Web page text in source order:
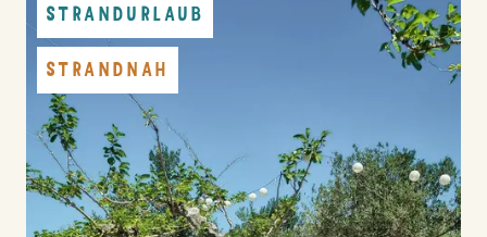
STRANDURLAUB
STRANDNAH